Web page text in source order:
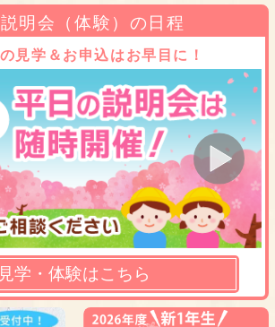
明会（体験）の日程
見学＆お申込はお早目に！
見学・体験はこちら